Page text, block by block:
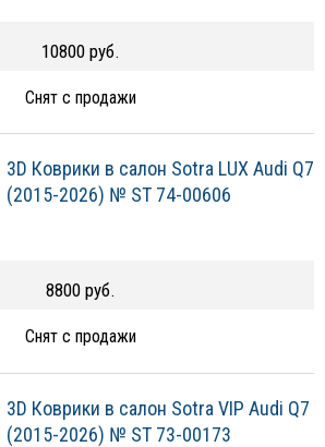
10800 руб.
Снят с продажи
3D Коврики в салон Sotra LUX Audi Q7
(2015-2026) № ST 74-00606
8800 руб.
Снят с продажи
3D Коврики в салон Sotra VIP Audi Q7
(2015-2026) № ST 73-00173